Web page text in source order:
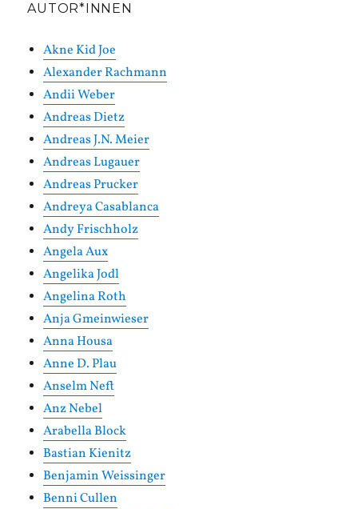
AUTOR*INNEN
Akne Kid Joe
Alexander Rachmann
Andii Weber
Andreas Dietz
Andreas J.N. Meier
Andreas Lugauer
Andreas Prucker
Andreya Casablanca
Andy Frischholz
Angela Aux
Angelika Jodl
Angelina Roth
Anja Gmeinwieser
Anna Housa
Anne D. Plau
Anselm Neft
Anz Nebel
Arabella Block
Bastian Kienitz
Benjamin Weissinger
Benni Cullen